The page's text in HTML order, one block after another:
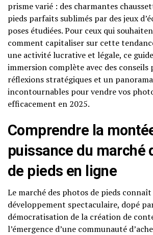
prisme varié : des charmantes
pieds parfaits sublimés par des jeux
poses étudiées. Pour ceux qui
comment capitaliser sur cette
une activité lucrative et légale, ce
immersion complète avec des conseils
réflexions stratégiques et un
incontournables pour vendre vos
efficacement en 2025.
Comprendre la
puissance du marché
de pieds en ligne
Le marché des photos de pieds
développement spectaculaire, dopé
démocratisation de la création de
l’émergence d’une communauté